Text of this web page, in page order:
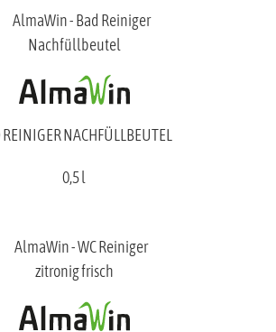
NACHFÜLLBEUTEL
0,5 l